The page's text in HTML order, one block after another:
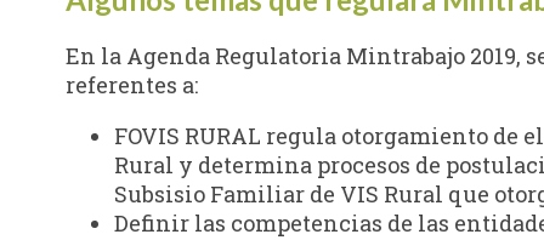
En la Agenda Regulatoria Mintrabajo 2019,
referentes a:
FOVIS RURAL regula otorgamiento de
Rural y determina procesos de
Subsisio Familiar de VIS Rural que
Definir las competencias de las